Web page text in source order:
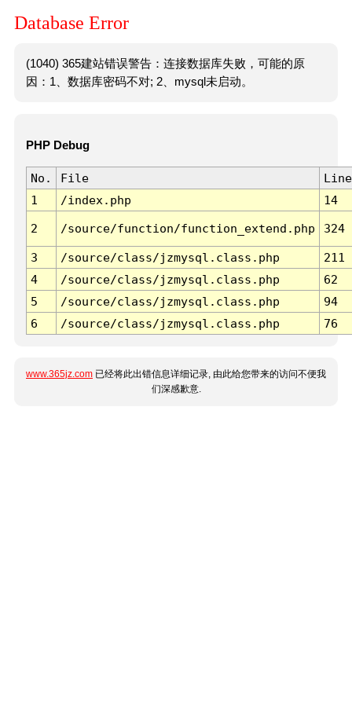
Database Error
(1040) 365建站错误警告：连接数据库失败，可能的原
因：1、数据库密码不对; 2、mysql未启动。
PHP Debug
No. File
Line
1
/index.php 14
2 /source/function/function_extend.php 324
3 /source/class/jzmysql.class.php
211
4
/source/class/jzmysql.class.php
62
5
/source/class/jzmysql.class.php
94
6
/source/class/jzmysql.class.php 76
www.365jz.com 已经将此出错信息详细记录, 由此给您带来的访问不便我
们深感歉意.